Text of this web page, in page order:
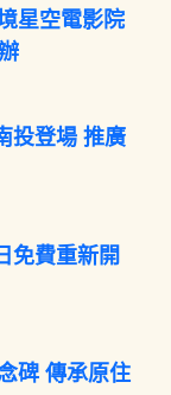
星空電影院
投登場 推廣
免費重新開
碑 傳承原住